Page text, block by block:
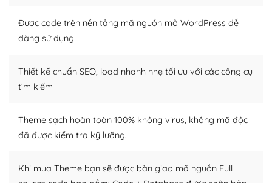
Nếu bạn có các kỹ thuật cơ bản với một theme được
thiết kế tốt, bạn có thể tự sửa đổi. Nếu không bạn có thể
Dễ dàng tùy chỉnh trên WordPress
WordPress là nơi lưu trữ cho một diễn đàn cộng đồng
khổng lồ được kiểm duyệt bởi các nhân viên và những
Nếu bạn gặp khó khăn, bạn có thể lên mạng và tìm
Được code trên nền tảng mã nguồn mở WordPress dễ
dàng sử dụng
Thiết kế chuẩn SEO, load nhanh nhẹ tối ưu với các công cụ
tìm kiếm
Theme sạch hoàn toàn 100% không virus, không mã độc
đã được kiểm tra kỹ lưỡng.
Khi mua Theme bạn sẽ được bàn giao mã nguồn Full